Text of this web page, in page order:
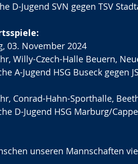
D-Jugend SVN gegen TSV
03. November 2024
Willy-Czech-Halle Beuern,
A-Jugend HSG Buseck gegen
Conrad-Hahn-Sporthalle,
D-Jugend HSG Marburg/
unseren Mannschaften